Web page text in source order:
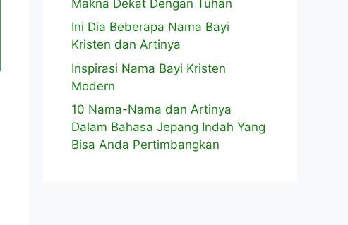
Makna Dekat Dengan Tuhan
Ini Dia Beberapa Nama Bayi
Kristen dan Artinya
Inspirasi Nama Bayi Kristen
Modern
10 Nama-Nama dan Artinya
Dalam Bahasa Jepang Indah Yang
Bisa Anda Pertimbangkan